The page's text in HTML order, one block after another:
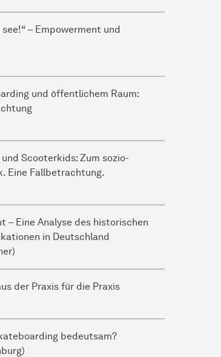
– Empowerment und
und öffentlichem Raum:
Scooterkids: Zum sozio-
Eine Fallbetrachtung.
Eine Analyse des historischen
in Deutschland
der Praxis für die Praxis
bedeutsam?